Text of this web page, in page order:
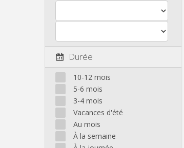
Durée
10-12 mois
5-6 mois
3-4 mois
Vacances d'été
Au mois
À la semaine